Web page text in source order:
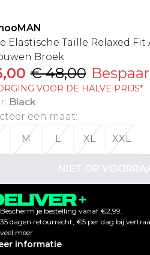
Elastische Taille Relaxed
Broek
€ 48,00
VOOR DE HALVE PRIJS*
: Black
een maat:
M L XL XXL
NIET OP
Bescherm je bestelling vanaf €2,99.
35 dagen retourrecht, €5 per dag bij
veel meer.
informatie